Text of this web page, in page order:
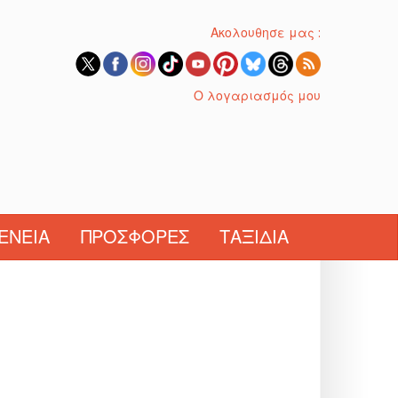
Ακολουθησε μας :
Ο λογαριασμός μου
ΠΡΟΣΦΟΡΈΣ ΤΑΞΊΔΙΑ